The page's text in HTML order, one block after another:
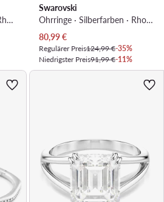
Halskette · Silberfarben · Rhodiniertes Metall
Swarovski
Ohrringe · Silberfarben · Rhodiniertes Metall
Aktueller Preis
80,99€
Regulärer Preis124,99 €-35%
Niedrigster Preis91,99 €-11%